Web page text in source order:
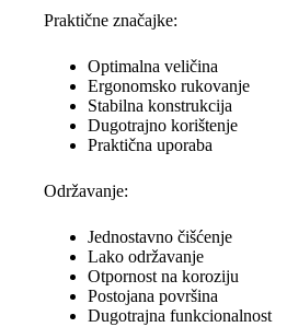
Praktične značajke:
Optimalna veličina
Ergonomsko rukovanje
Stabilna konstrukcija
Dugotrajno korištenje
Praktična uporaba
Održavanje:
Jednostavno čišćenje
Lako održavanje
Otpornost na koroziju
Postojana površina
Dugotrajna funkcionalnost